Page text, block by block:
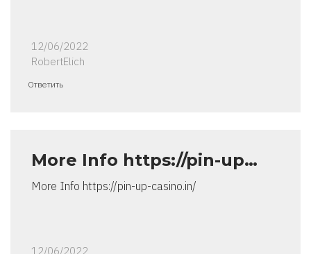
12/06/2022
RobertElich
Ответить
More Info https://pin-up…
More Info https://pin-up-casino.in/
12/06/2022